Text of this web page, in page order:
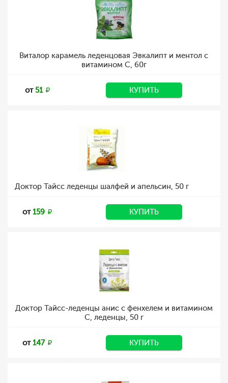
Виталор карамель леденцовая Эвкалипт и ментол с
витамином С, 60г
от51 КУПИТЬ
Доктор Тайсс леденцы шалфей и апельсин, 50 г
от159 КУПИТЬ
Доктор Тайсс-леденцы анис с фенхелем и витамином
C, леденцы, 50 г
от147 КУПИТЬ